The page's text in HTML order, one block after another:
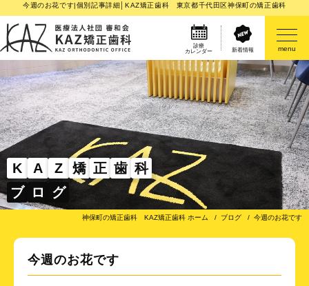
今週のお花です|個別記事詳細│KAZ矯正歯科 東京都千代田区神保町の矯正歯科
診療
カレンダー
新着情報 menu
K A Z 矯 正 歯 科
ブ ロ グ
神保町の矯正歯科 KAZ矯正歯科 ホーム ブログ 今週のお花です
今週のお花です
医院案内
矯正歯科治療のご案内
矯正装置のご紹介
その他